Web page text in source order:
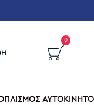
0